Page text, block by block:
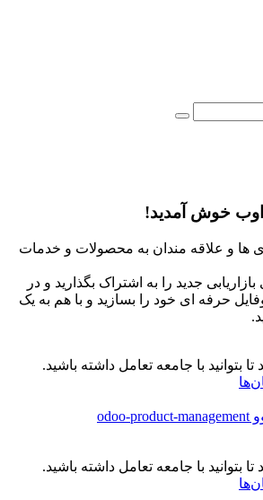
خوش آمدید!
ها و علاقه مندان به محصولات و خدمات
جدید را به اشتراک بگذارید و در
حرفه ای خود را بسازید و با هم به یک
تا بتوانید با جامعه تعامل داشته باشید.
odoo-product-management
تا بتوانید با جامعه تعامل داشته باشید.